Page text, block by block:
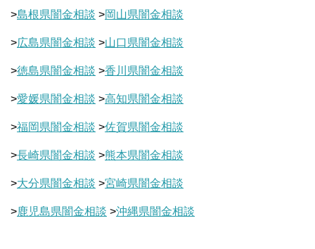
>島根県闇金相談 >岡山県闇金相談
>広島県闇金相談 >山口県闇金相談
>徳島県闇金相談 >香川県闇金相談
>愛媛県闇金相談 >高知県闇金相談
>福岡県闇金相談 >佐賀県闇金相談
>長崎県闇金相談 >熊本県闇金相談
>大分県闇金相談 >宮崎県闇金相談
>鹿児島県闇金相談 >沖縄県闇金相談